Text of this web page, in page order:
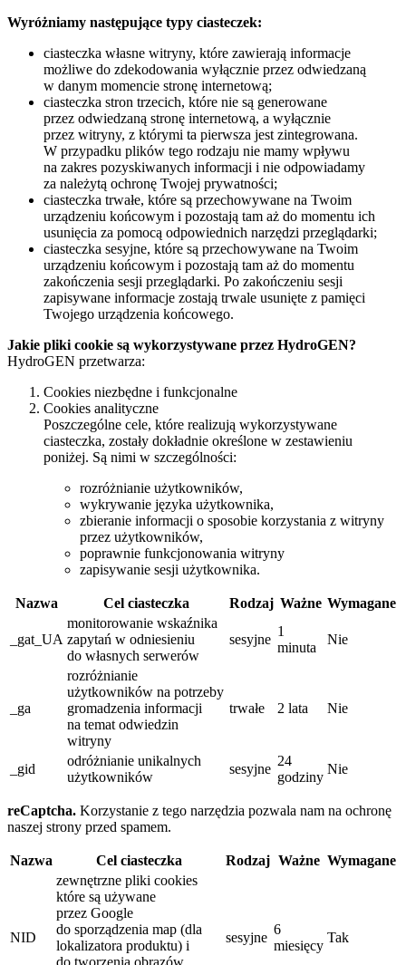
Wyróżniamy następujące typy ciasteczek:
ciasteczka własne witryny, które zawierają informacje
możliwe do zdekodowania wyłącznie przez odwiedzaną
w danym momencie stronę internetową;
ciasteczka stron trzecich, które nie są generowane
przez odwiedzaną stronę internetową, a wyłącznie
przez witryny, z którymi ta pierwsza jest zintegrowana.
W przypadku plików tego rodzaju nie mamy wpływu
na zakres pozyskiwanych informacji i nie odpowiadamy
za należytą ochronę Twojej prywatności;
ciasteczka trwałe, które są przechowywane na Twoim
urządzeniu końcowym i pozostają tam aż do momentu ich
usunięcia za pomocą odpowiednich narzędzi przeglądarki;
ciasteczka sesyjne, które są przechowywane na Twoim
urządzeniu końcowym i pozostają tam aż do momentu
zakończenia sesji przeglądarki. Po zakończeniu sesji
zapisywane informacje zostają trwale usunięte z pamięci
Twojego urządzenia końcowego.
Jakie pliki cookie są wykorzystywane przez HydroGEN?
HydroGEN przetwarza:
Cookies niezbędne i funkcjonalne
Cookies analityczne
Poszczególne cele, które realizują wykorzystywane
ciasteczka, zostały dokładnie określone w zestawieniu
poniżej. Są nimi w szczególności:
rozróżnianie użytkowników,
wykrywanie języka użytkownika,
zbieranie informacji o sposobie korzystania z witryny
przez użytkowników,
poprawnie funkcjonowania witryny
zapisywanie sesji użytkownika.
Nazwa Cel ciasteczka Rodzaj Ważne Wymagane
_gat_UA
monitorowanie wskaźnika
zapytań w odniesieniu
do własnych serwerów
sesyjne
1
minuta
Nie
_ga
rozróżnianie
użytkowników na potrzeby
gromadzenia informacji
na temat odwiedzin
witryny
trwałe 2 lata Nie
_gid
odróżnianie unikalnych
użytkowników
sesyjne
24
godziny
Nie
reCaptcha. Korzystanie z tego narzędzia pozwala nam na ochronę
naszej strony przed spamem.
Nazwa Cel ciasteczka Rodzaj Ważne Wymagane
NID
zewnętrzne pliki cookies
które są używane
przez Google
do sporządzenia map (dla
lokalizatora produktu) i
do tworzenia obrazów
sesyjne
6
miesięcy
Tak